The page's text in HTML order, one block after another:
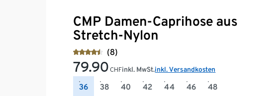
CMP Damen-Caprihose aus
Stretch-Nylon
(8)
79.90 CHFinkl. MwSt.inkl. Versandkosten
36 38 40 42 44 46 48